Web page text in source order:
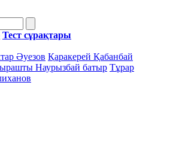
Тест сұрақтары
Әуезов Қаракерей Қабанбай
Наурызбай батыр Тұрар